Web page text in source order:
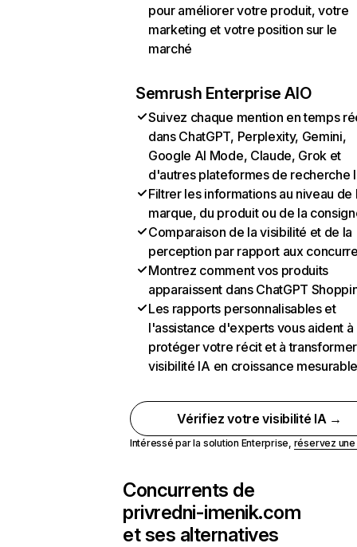
pour améliorer votre produit, votre
marketing et votre position sur le
marché
Semrush Enterprise AIO
Suivez chaque mention en temps
dans ChatGPT, Perplexity, Gemini,
Google AI Mode, Claude, Grok et
d'autres plateformes de recherche
Filtrer les informations au niveau de
marque, du produit ou de la
Comparaison de la visibilité et de la
perception par rapport aux
Montrez comment vos produits
apparaissent dans ChatGPT
Les rapports personnalisables et
l'assistance d'experts vous aident à
protéger votre récit et à
visibilité IA en croissance
Vérifiez votre visibilité IA →
Intéressé par la solution Enterprise, réservez
Concurrents de
privredni-imenik.com
et ses alternatives